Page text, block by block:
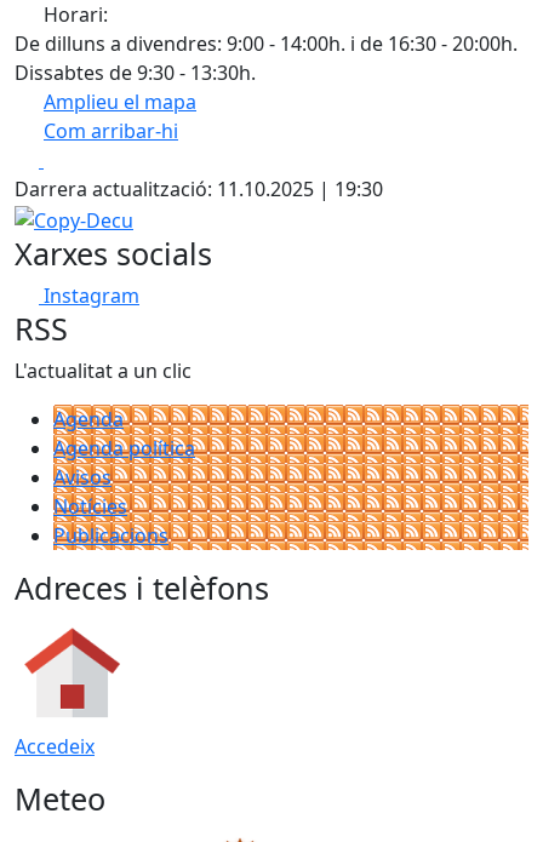
Horari:
De dilluns a divendres: 9:00 - 14:00h. i de 16:30 - 20:00h.
Dissabtes de 9:30 - 13:30h.
Amplieu el mapa
Com arribar-hi
+
−
Darrera actualització: 11.10.2025 | 19:30
Copy-Decu
Xarxes socials
Instagram
RSS
L'actualitat a un clic
Agenda
Agenda política
Avisos
Notícies
Publicacions
Adreces i telèfons
Accedeix
Meteo